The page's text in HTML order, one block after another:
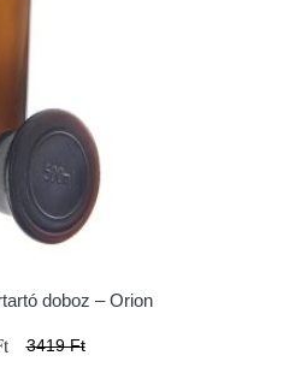
doboz – Orion
3419 Ft